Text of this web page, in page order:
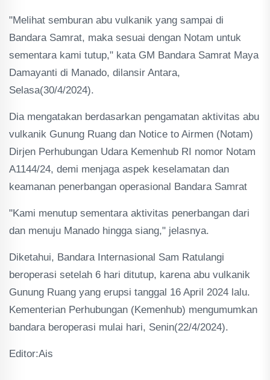
"Melihat semburan abu vulkanik yang sampai di
Bandara Samrat, maka sesuai dengan Notam untuk
sementara kami tutup," kata GM Bandara Samrat Maya
Damayanti di Manado, dilansir Antara,
Selasa(30/4/2024).
Dia mengatakan berdasarkan pengamatan aktivitas abu
vulkanik Gunung Ruang dan Notice to Airmen (Notam)
Dirjen Perhubungan Udara Kemenhub RI nomor Notam
A1144/24, demi menjaga aspek keselamatan dan
keamanan penerbangan operasional Bandara Samrat
"Kami menutup sementara aktivitas penerbangan dari
dan menuju Manado hingga siang," jelasnya.
Diketahui, Bandara Internasional Sam Ratulangi
beroperasi setelah 6 hari ditutup, karena abu vulkanik
Gunung Ruang yang erupsi tanggal 16 April 2024 lalu.
Kementerian Perhubungan (Kemenhub) mengumumkan
bandara beroperasi mulai hari, Senin(22/4/2024).
Editor:Ais